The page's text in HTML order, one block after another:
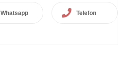
Whatsapp Telefon